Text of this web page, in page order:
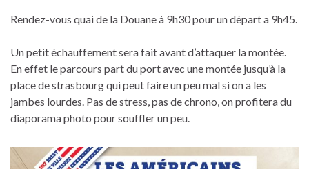
Rendez-vous quai de la Douane à 9h30 pour un départ a 9h45.
Un petit échauffement sera fait avant d’attaquer la montée.
En effet le parcours part du port avec une montée jusqu’à la
place de strasbourg qui peut faire un peu mal si on a les
jambes lourdes. Pas de stress, pas de chrono, on profitera du
diaporama photo pour souffler un peu.